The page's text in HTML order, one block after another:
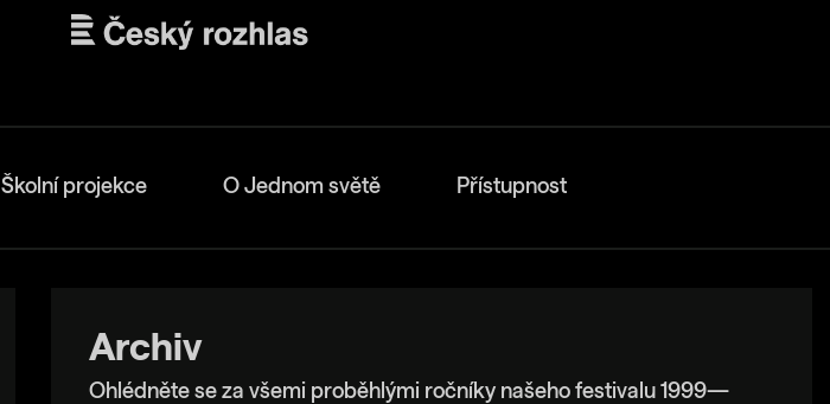
Školní projekce O Jednom světě Přístupnost
Archiv
Ohlédněte se za všemi proběhlými ročníky našeho festivalu 1999—